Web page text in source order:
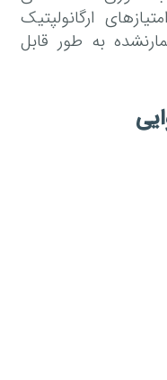
ارگانولپتیک
به طور قابل